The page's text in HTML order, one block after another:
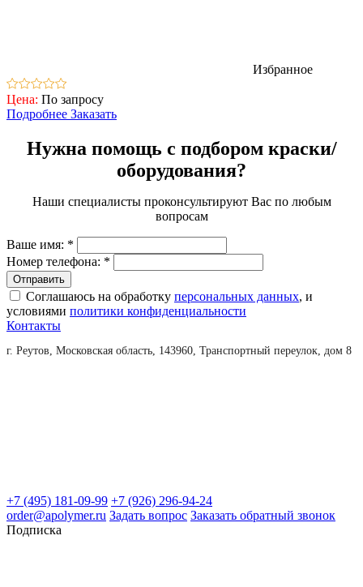
Избранное
Цена: По запросу
Подробнее Заказать
Нужна помощь с подбором краски/
оборудования?
Наши специалисты проконсультируют Вас по любым
вопросам
Ваше имя: *
Номер телефона: *
Соглашаюсь на обработку персональных данных, и
условиями политики конфиденциальности
Контакты
г. Реутов, Московская область, 143960, Транспортный переулок, дом 8
+7 (495) 181-09-99 +7 (926) 296-94-24
order@apolymer.ru Задать вопрос Заказать обратный звонок
Подписка